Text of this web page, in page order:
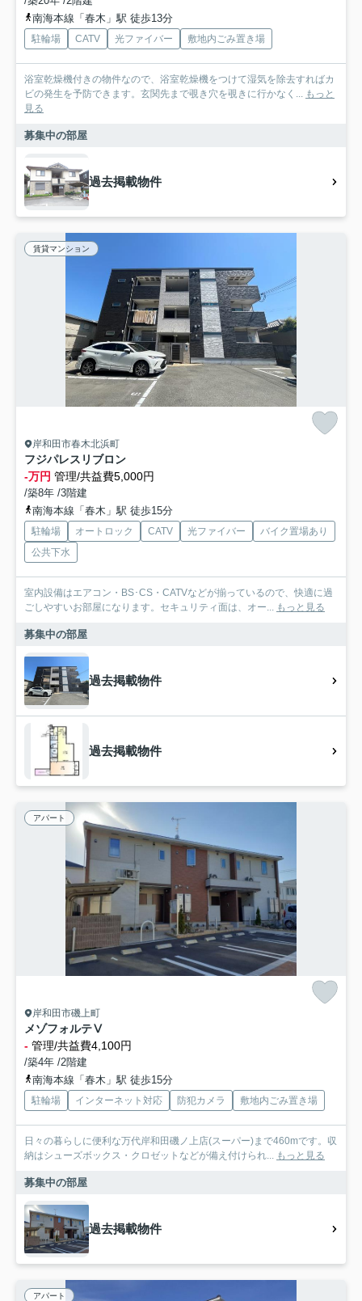
南海本線「春木」駅 徒歩13分
駐輪場 CATV 光ファイバー 敷地内ごみ置き場
浴室乾燥機付きの物件なので、浴室乾燥機をつけて湿気を除去すればカ
ビの発生を予防できます。玄関先まで覗き穴を覗きに行かなく...
もっと
見る
募集中の部屋
過去掲載物件
賃貸マンション
岸和田市春木北浜町
フジパレスリブロン
-万円 管理/共益費5,000円
/築8年 /3階建
南海本線「春木」駅 徒歩15分
駐輪場 オートロック CATV 光ファイバー
バイク置場あり
公共下水
室内設備はエアコン・BS･CS・CATVなどが揃っているので、快適に過
ごしやすいお部屋になります。セキュリティ面は、オー...
もっと見る
募集中の部屋
過去掲載物件
過去掲載物件
アパート
岸和田市磯上町
メゾフォルテⅤ
- 管理/共益費4,100円
/築4年 /2階建
南海本線「春木」駅 徒歩15分
駐輪場 インターネット対応 防犯カメラ 敷地内ごみ置き場
日々の暮らしに便利な万代岸和田磯ノ上店(スーパー)まで460mです。収
納はシューズボックス・クロゼットなどが備え付けられ...
もっと見る
募集中の部屋
過去掲載物件
アパート